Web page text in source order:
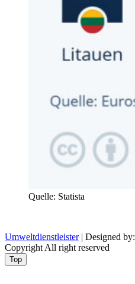
Quelle: Statista
Umweltdienstleister| Designed by:
Copyright All right reserved
Top